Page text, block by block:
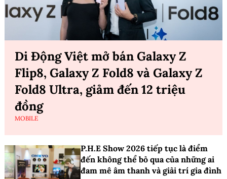
Di Động Việt mở bán Galaxy Z
Flip8, Galaxy Z Fold8 và Galaxy Z
Fold8 Ultra, giảm đến 12 triệu
đồng
MOBILE
P.H.E Show 2026 tiếp tục là điểm
đến không thể bỏ qua của những ai
đam mê âm thanh và giải trí gia đình